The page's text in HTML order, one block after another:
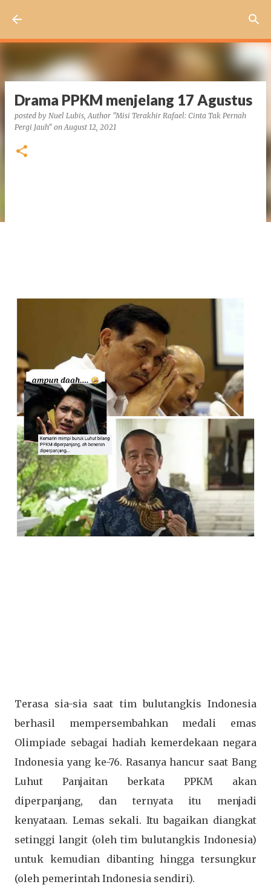
Drama PPKM menjelang 17 Agustus
posted by Nuel Lubis, Author "Misi Terakhir Rafael: Cinta Tak Pernah
Pergi Jauh" onAugust 12, 2021
Terasa sia-sia saat tim bulutangkis Indonesia
berhasil mempersembahkan medali emas
Olimpiade sebagai hadiah kemerdekaan negara
Indonesia yang ke-76. Rasanya hancur saat Bang
Luhut Panjaitan berkata PPKM akan
diperpanjang, dan ternyata itu menjadi
kenyataan. Lemas sekali. Itu bagaikan diangkat
setinggi langit (oleh tim bulutangkis Indonesia)
untuk kemudian dibanting hingga tersungkur
(oleh pemerintah Indonesia sendiri).